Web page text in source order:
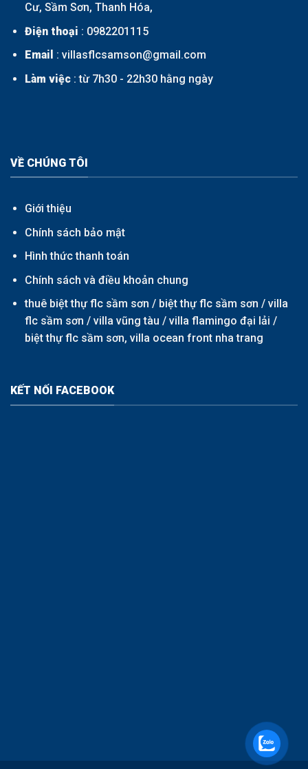
Cư, Sầm Sơn, Thanh Hóa,
Điện thoại : 0982201115
Email : villasflcsamson@gmail.com
Làm việc: từ 7h30 - 22h30 hằng ngày
VỀ CHÚNG TÔI
Giới thiệu
Chính sách bảo mật
Hình thức thanh toán
Chính sách và điều khoản chung
thuê biệt thự flc sầm sơn / biệt thự flc sầm sơn / villa
flc sầm sơn / villa vũng tàu / villa flamingo đại lải /
biệt thự flc sầm sơn, villa ocean front nha trang
KẾT NỐI FACEBOOK